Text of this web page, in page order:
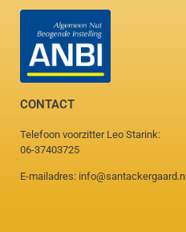
CONTACT
Telefoon voorzitter Leo Starink:
06-37403725
E-mailadres: info@santackergaard.nl